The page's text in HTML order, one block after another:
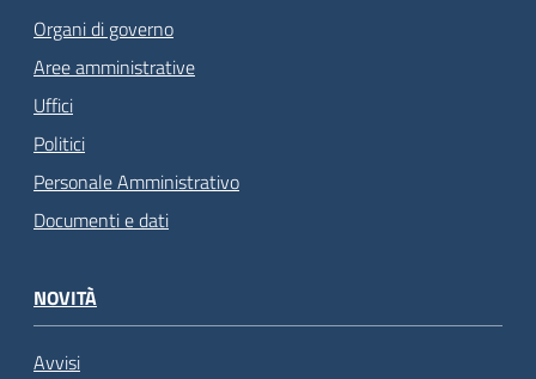
Organi di governo
Aree amministrative
Uffici
Politici
Personale Amministrativo
Documenti e dati
NOVITÀ
Avvisi